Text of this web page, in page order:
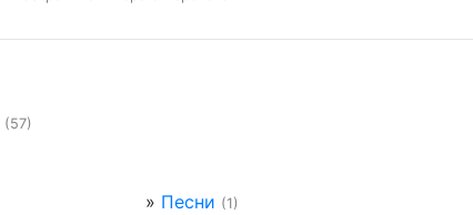
(57)
» Песни (1)